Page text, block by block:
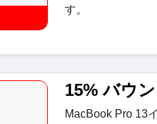
す。
15% バウ
MacBook Pro 13